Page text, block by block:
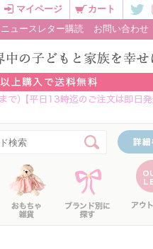
マイページ
カート
ニュースレター購読
お問い合わせ